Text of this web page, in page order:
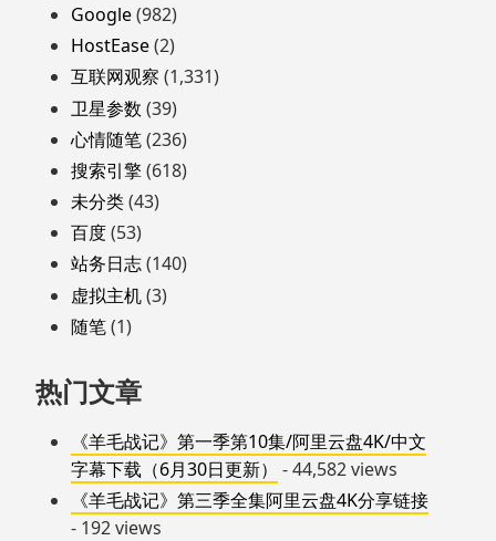
Google(982)
HostEase(2)
互联网观察 (1,331)
卫星参数 (39)
心情随笔(236)
搜索引擎(618)
未分类(43)
百度(53)
站务日志(140)
虚拟主机(3)
随笔(1)
热门文章
《羊毛战记》第一季第10集/阿里云盘4K/中文
字幕下载（6月30日更新）
- 44,582 views
《羊毛战记》第三季全集阿里云盘4K分享链接
- 192 views